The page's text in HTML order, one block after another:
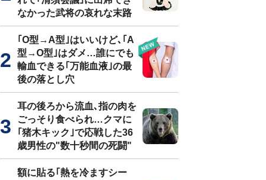
なかった武将の哀れな末路
｢O型→A型｣はいいけど､｢A
型→O型｣はダメ…誰にでも
輸血できる｢万能血液｣の最
後の落とし穴
耳の後ろから流血､指の肉を
ごっそり食べられ…クマに
｢猪木キック｣で応戦した36
歳男性の"数十秒間の死闘"
額に貼る｢熱を冷ますシー